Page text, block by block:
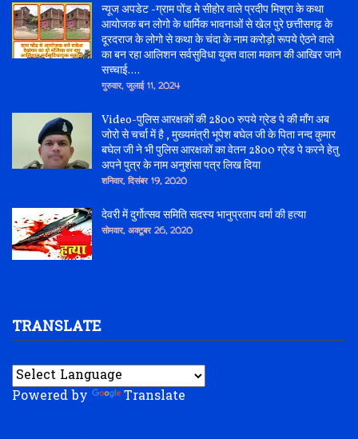
न्यूज अपडेट -ग्राम पोंड मे सीहोर वाले प्रदीप मिश्रा के कथा
आयोजक बन लोगो के धार्मिक भावनाओं से खेल पुरे छत्तीसगढ़ के
दूरदराज के लोगो से कथा के चंदा के नाम करोड़ो रूपये ऐठने वाले
का बन रहा आलिशन सर्वसुविधा युक्त वाला मकान की आखिर जाने
सच्चाई....
गुरुवार, जुलाई 11, 2024
Video-पुलिस आरक्षकों की 2800 रुपये ग्रेड पे की माँग अब
जोरो से चर्चा में है , मुख्यमंत्री भूपेश बघेल जी के पिता नन्द कुमार
बघेल जी ने भी पुलिस आरक्षकों का वेतन 2800 ग्रेड पे करने हेतु
अपने पुत्र के नाम अनुशंसा पत्र लिख दिया
शनिवार, दिसंबर 19, 2020
देवरी में दुर्गोत्सव समिति सदस्य भानुप्रताप वर्मा की हत्या
सोमवार, अक्टूबर 26, 2020
TRANSLATE
Powered by Translate